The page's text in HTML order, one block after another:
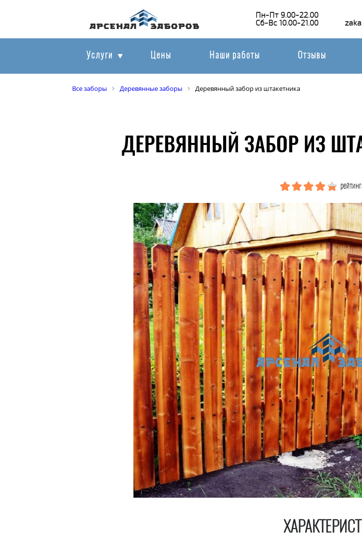
Пн-Пт 9.00-22.00
Сб-Вс 10.00-21.00
Услуги Цены Наши работы Отзывы
Все заборы Деревянные заборы Деревянный забор из штакетника
ДЕРЕВЯННЫЙ ЗАБОР ИЗ